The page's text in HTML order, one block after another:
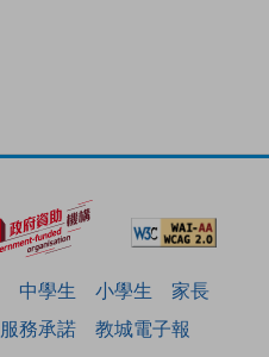
中學生 小學生
家長
服務承諾 教城電子報